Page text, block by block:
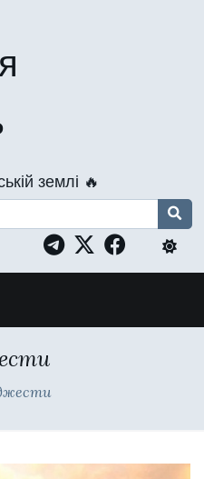
землі 🔥